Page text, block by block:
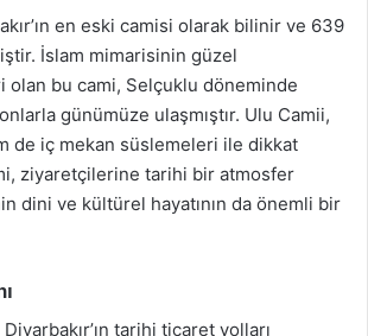
en eski camisi olarak bilinir ve 639
İslam mimarisinin güzel
bu cami, Selçuklu döneminde
günümüze ulaşmıştır. Ulu Camii,
de iç mekan süslemeleri ile dikkat
ziyaretçilerine tarihi bir atmosfer
dini ve kültürel hayatının da önemli bir
tarihi ticaret yolları